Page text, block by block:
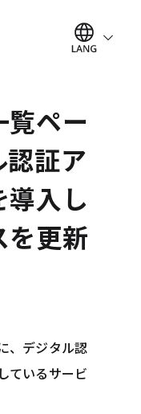
ペー
認証ア
導入し
を更新
、デジタル認
ているサービ